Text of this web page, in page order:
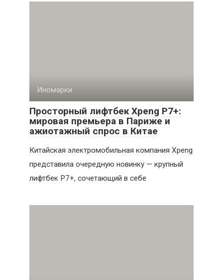
Иномарки
Просторный лифтбек Xpeng P7+:
мировая премьера в Париже и
ажиотажный спрос в Китае
Китайская электромобильная компания Xpeng
представила очередную новинку — крупный
лифтбек P7+, сочетающий в себе